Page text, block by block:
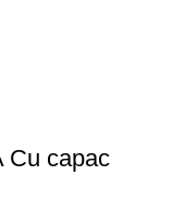
Cu capac